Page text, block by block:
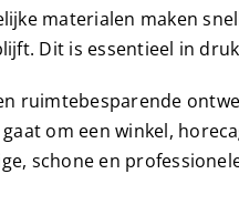
materialen maken
Dit is essentieel in
ruimtebesparende
om een winkel,
schone en